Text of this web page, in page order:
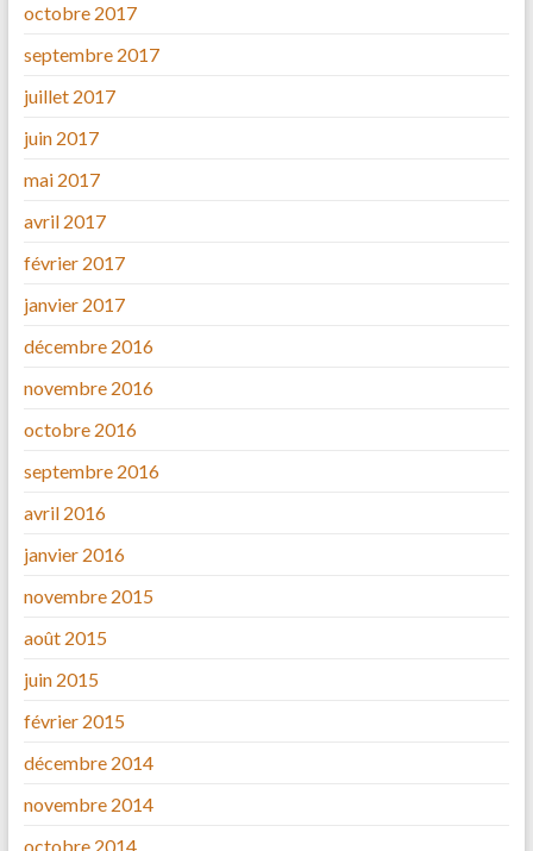
octobre 2017
septembre 2017
juillet 2017
juin 2017
mai 2017
avril 2017
février 2017
janvier 2017
décembre 2016
novembre 2016
octobre 2016
septembre 2016
avril 2016
janvier 2016
novembre 2015
août 2015
juin 2015
février 2015
décembre 2014
novembre 2014
octobre 2014